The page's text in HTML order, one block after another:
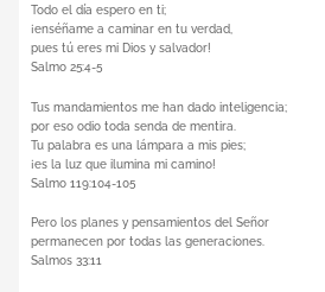
Todo el día espero en ti;
¡enséñame a caminar en tu verdad,
pues tú eres mi Dios y salvador!
Salmo 25:4-5
Tus mandamientos me han dado inteligencia;
por eso odio toda senda de mentira.
Tu palabra es una lámpara a mis pies;
¡es la luz que ilumina mi camino!
Salmo 119:104-105
Pero los planes y pensamientos del Señor
permanecen por todas las generaciones.
Salmos 33:11